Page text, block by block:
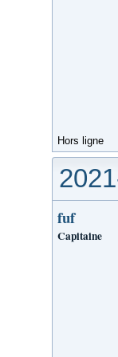
Hors ligne
fuf
Capitaine